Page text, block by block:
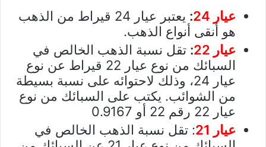
عيار 24
:
يعتبر عيار 24 قيراط من الذهب
هو أنقى أنواع الذهب.
عيار 22
: تقل نسبة الذهب الخالص في
السبائك من نوع عيار 22 قيراط عن نوع
عيار 24، وذلك لاحتوائه على نسبة بسيطة
من الشوائب. يكتب على السبائك من نوع
عيار 22 رقم 22 أو 0.9167
عيار 21
: تقل نسبة الذهب الخالص في